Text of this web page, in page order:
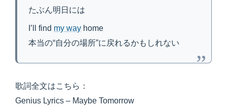
たぶん明日には
I’ll find my way home
本当の“自分の場所”に戻れるかもしれない
歌詞全文はこちら：
Genius Lyrics – Maybe Tomorrow